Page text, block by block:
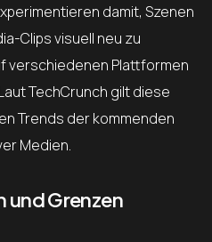
damit, Szenen
Clips visuell neu zu
verschiedenen Plattformen
TechCrunch gilt diese
Trends der kommenden
Medien.
und Grenzen